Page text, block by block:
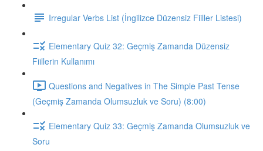
Irregular Verbs List (İngilizce Düzensiz Fiiller Listesi)
Elementary Quiz 32: Geçmiş Zamanda Düzensiz
Fiillerin Kullanımı
Questions and Negatives in The Simple Past Tense
(Geçmiş Zamanda Olumsuzluk ve Soru) (8:00)
Elementary Quiz 33: Geçmiş Zamanda Olumsuzluk ve
Soru